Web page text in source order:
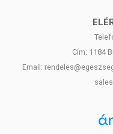
Cím: 1184
Email: